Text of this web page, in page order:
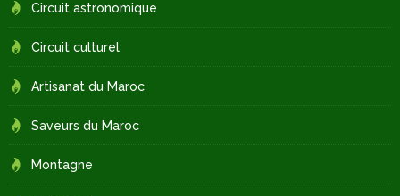
Circuit astronomique
Circuit culturel
Artisanat du Maroc
Saveurs du Maroc
Montagne